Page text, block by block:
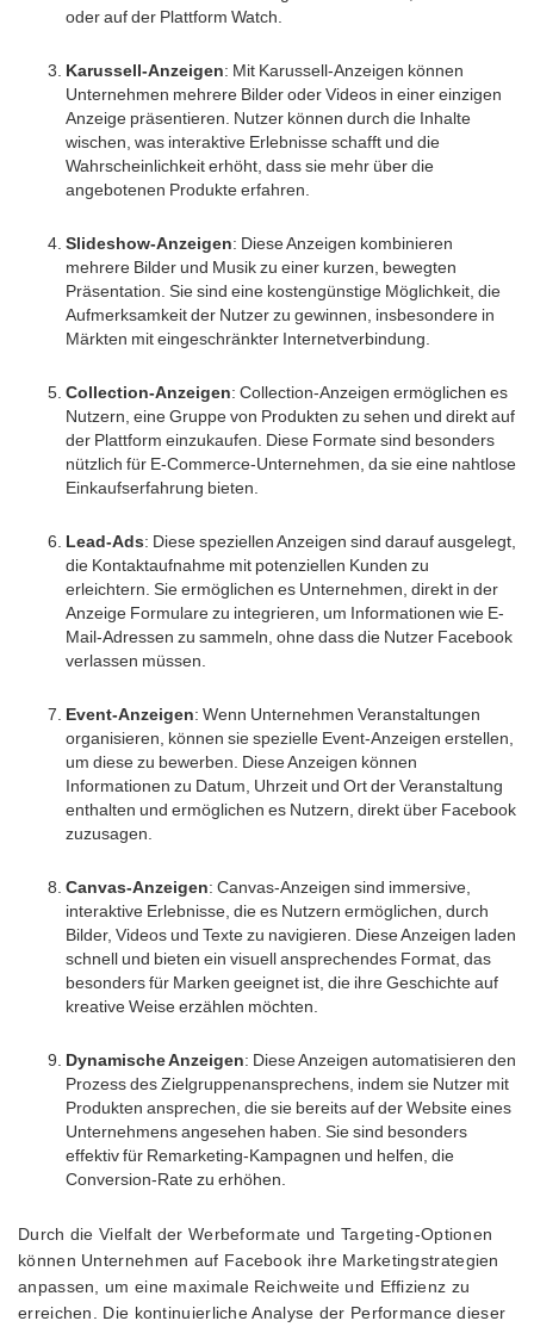
oder auf der Plattform Watch.
Karussell-Anzeigen: Mit Karussell-Anzeigen können
Unternehmen mehrere Bilder oder Videos in einer einzigen
Anzeige präsentieren. Nutzer können durch die Inhalte
wischen, was interaktive Erlebnisse schafft und die
Wahrscheinlichkeit erhöht, dass sie mehr über die
angebotenen Produkte erfahren.
Slideshow-Anzeigen: Diese Anzeigen kombinieren
mehrere Bilder und Musik zu einer kurzen, bewegten
Präsentation. Sie sind eine kostengünstige Möglichkeit, die
Aufmerksamkeit der Nutzer zu gewinnen, insbesondere in
Märkten mit eingeschränkter Internetverbindung.
Collection-Anzeigen: Collection-Anzeigen ermöglichen es
Nutzern, eine Gruppe von Produkten zu sehen und direkt auf
der Plattform einzukaufen. Diese Formate sind besonders
nützlich für E-Commerce-Unternehmen, da sie eine nahtlose
Einkaufserfahrung bieten.
Lead-Ads: Diese speziellen Anzeigen sind darauf ausgelegt,
die Kontaktaufnahme mit potenziellen Kunden zu
erleichtern. Sie ermöglichen es Unternehmen, direkt in der
Anzeige Formulare zu integrieren, um Informationen wie E-
Mail-Adressen zu sammeln, ohne dass die Nutzer Facebook
verlassen müssen.
Event-Anzeigen: Wenn Unternehmen Veranstaltungen
organisieren, können sie spezielle Event-Anzeigen erstellen,
um diese zu bewerben. Diese Anzeigen können
Informationen zu Datum, Uhrzeit und Ort der Veranstaltung
enthalten und ermöglichen es Nutzern, direkt über Facebook
zuzusagen.
Canvas-Anzeigen: Canvas-Anzeigen sind immersive,
interaktive Erlebnisse, die es Nutzern ermöglichen, durch
Bilder, Videos und Texte zu navigieren. Diese Anzeigen laden
schnell und bieten ein visuell ansprechendes Format, das
besonders für Marken geeignet ist, die ihre Geschichte auf
kreative Weise erzählen möchten.
Dynamische Anzeigen: Diese Anzeigen automatisieren den
Prozess des Zielgruppenansprechens, indem sie Nutzer mit
Produkten ansprechen, die sie bereits auf der Website eines
Unternehmens angesehen haben. Sie sind besonders
effektiv für Remarketing-Kampagnen und helfen, die
Conversion-Rate zu erhöhen.
Durch die Vielfalt der Werbeformate und Targeting-Optionen
können Unternehmen auf Facebook ihre Marketingstrategien
anpassen, um eine maximale Reichweite und Effizienz zu
erreichen. Die kontinuierliche Analyse der Performance dieser